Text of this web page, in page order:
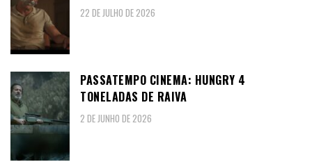
22 DE JULHO DE 2026
PASSATEMPO CINEMA: HUNGRY 4
TONELADAS DE RAIVA
2 DE JUNHO DE 2026